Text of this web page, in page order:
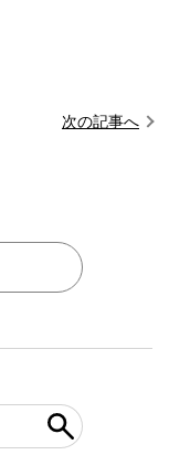
次の記事へ